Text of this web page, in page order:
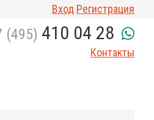
Вход Регистрация
(495) 410 04 28
Контакты